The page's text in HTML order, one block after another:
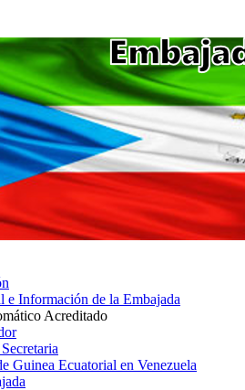
e Información de la Embajada
Acreditado
Guinea Ecuatorial en Venezuela